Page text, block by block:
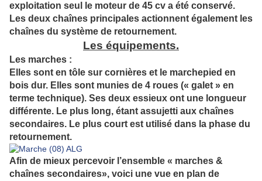
exploitation seul le moteur de 45 cv a été conservé.
Les deux chaînes principales actionnent également les
chaînes du système de retournement.
Les équipements.
Les marches :
Elles sont en tôle sur cornières et le marchepied en
bois dur. Elles sont munies de 4 roues (« galet » en
terme technique). Ses deux essieux ont une longueur
différente. Le plus long, étant assujetti aux chaînes
secondaires. Le plus court est utilisé dans la phase du
retournement.
Afin de mieux percevoir l’ensemble « marches &
chaînes secondaires», voici une vue en plan de